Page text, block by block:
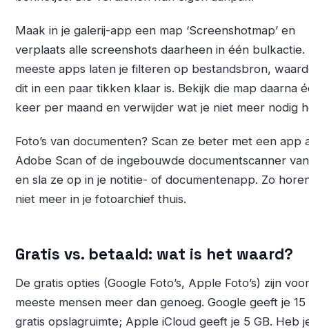
Maak in je galerij-app een map ‘Screenshotmap’ en
verplaats alle screenshots daarheen in één bulkactie.
meeste apps laten je filteren op bestandsbron,
dit in een paar tikken klaar is. Bekijk die map daarna
keer per maand en verwijder wat je niet meer nodig
Foto’s van documenten? Scan ze beter met een app
Adobe Scan of de ingebouwde documentscanner
en sla ze op in je notitie- of documentenapp. Zo
niet meer in je fotoarchief thuis.
Gratis vs. betaald: wat is het waard?
De gratis opties (Google Foto’s, Apple Foto’s) zijn
meeste mensen meer dan genoeg. Google geeft je 15
gratis opslagruimte; Apple iCloud geeft je 5 GB. Heb